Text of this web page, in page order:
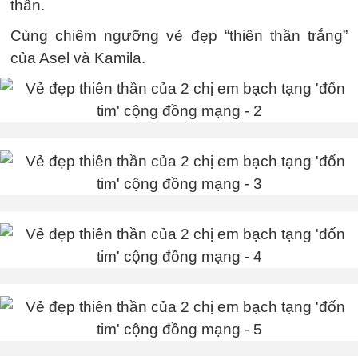
thần.
Cùng chiêm ngưỡng vẻ đẹp “thiên thần trắng”
của Asel và Kamila.